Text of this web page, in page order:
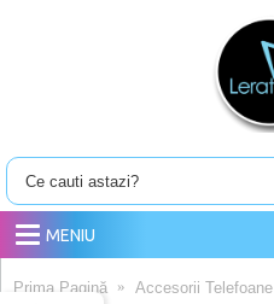
MENIU
Prima Pagină Accesorii Telefoane